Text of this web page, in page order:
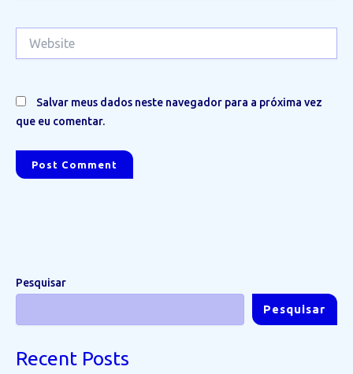
Salvar meus dados neste navegador para a próxima vez
que eu comentar.
Pesquisar
Pesquisar
Recent Posts